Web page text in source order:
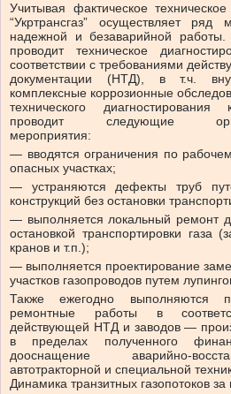
Учитывая фактическое
“Укртрансгаз” осуществляет
надежной и безаварийной
проводит техническое
соответствии с требованиями
документации (НТД), в т.ч.
комплексные коррозионные
технического
проводит следующие
мероприятия:
— вводятся ограничения по
опасных участках;
— устраняются дефекты труб
конструкций без остановки
— выполняется локальный ремонт
остановкой транспортировки газа
кранов и т.п.);
— выполняется проектирование
участков газопроводов путем
Также ежегодно выполняются
ремонтные работы в
действующей НТД и заводов —
в пределах полученного
дооснащение аварийно-
автотракторной и специальной
Динамика транзитных газопотоков